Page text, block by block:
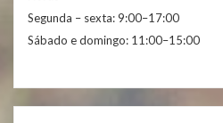
Segunda – sexta: 9:00–17:00
Sábado e domingo: 11:00–15:00